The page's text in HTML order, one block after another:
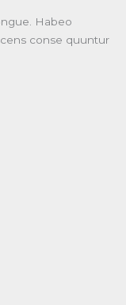
Habeo
conse quuntur